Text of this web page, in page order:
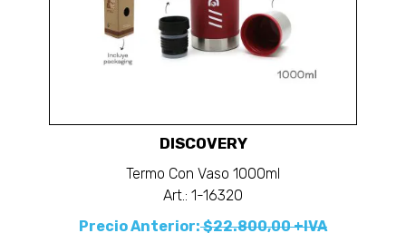
DISCOVERY
Termo Con Vaso 1000ml
Art.: 1-16320
Precio Anterior:$22.800,00 +IVA